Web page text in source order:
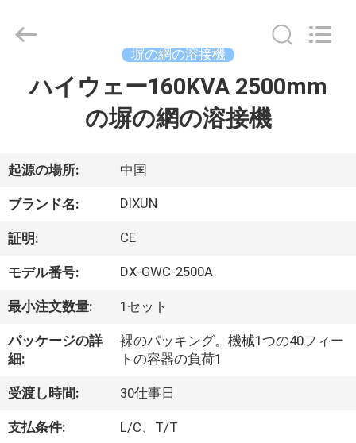
品
VR
ー
達
Anping
Dixun
塀の網の溶接機
ハイウェー160KVA 2500mm
の塀の網の溶接機
起源の場所: 中国
ブランド名: DIXUN
証明: CE
モデル番号: DX-GWC-2500A
最小注文数量: 1セット
パッケージの詳
細:
裸のパッキング。機械1つの40フィー
トの容器の負荷1
受渡し時間: 30仕事日
支払条件: L/C、T/T